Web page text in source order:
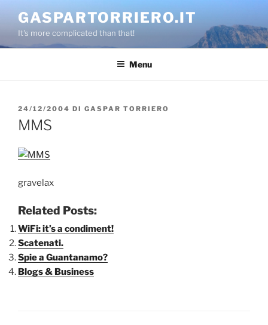
contenuto
GASPARTORRIERO.IT
It's more complicated than that!
Menu
PUBBLICATO
IL
24/12/2004 DI GASPAR TORRIERO
MMS
gravelax
Related Posts:
WiFi: it’s a condiment!
Scatenati.
Spie a Guantanamo?
Blogs & Business